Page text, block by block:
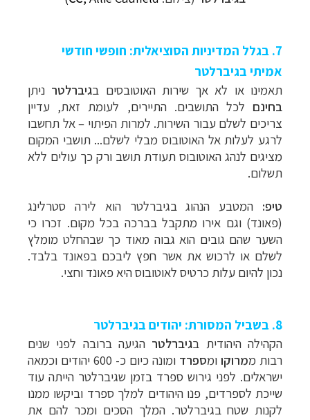
7. בגלל המדיניות הסוציאלית: חופשי חודשי
אמיתי בגיברלטר
תאמינו או לא אך שירות האוטובסים בגיברלטר ניתן
בחינם לכל התושבים. התיירים, לעומת זאת, עדיין
צריכים לשלם עבור השירות. למרות הפיתוי – אל תחשבו
לרגע לעלות אל האוטובוס מבלי לשלם... תושבי המקום
מציגים לנהג האוטובוס תעודת תושב ורק כך עולים ללא
תשלום.
טיפ: המטבע הנהוג בגיברלטר הוא לירה סטרלינג
(פאונד) וגם אירו מתקבל בברכה בכל מקום. זכרו כי
השער שהם גובים הוא גבוה מאוד כך שבהחלט מומלץ
לשלם או לרכוש את אשר חפץ ליבכם בפאונד בלבד.
נכון להיום עלות כרטיס לאוטובוס היא פאונד וחצי.
8. בשביל המסורת: יהודים בגיברלטר
הקהילה היהודית בגיברלטר הגיעה ברובה לפני שנים
רבות ממרוקו ומספרד
ומונה כיום כ- 600 יהודים וכמאה
ישראלים. לפני גירוש ספרד בזמן שגיברלטר הייתה עוד
שייכת לספרדים, פנו היהודים למלך ספרד וביקשו ממנו
לקנות שטח בגיברלטר. המלך הסכים ומכר להם את
קרוזים והפלגות נופשלחצו לרשימת היעדים »
תכנון טיולים למדינות אירופהלחצו לרשימת היעדים
»
תכנוןטיולים לאמריקה הצפונית לחצו לרשימת